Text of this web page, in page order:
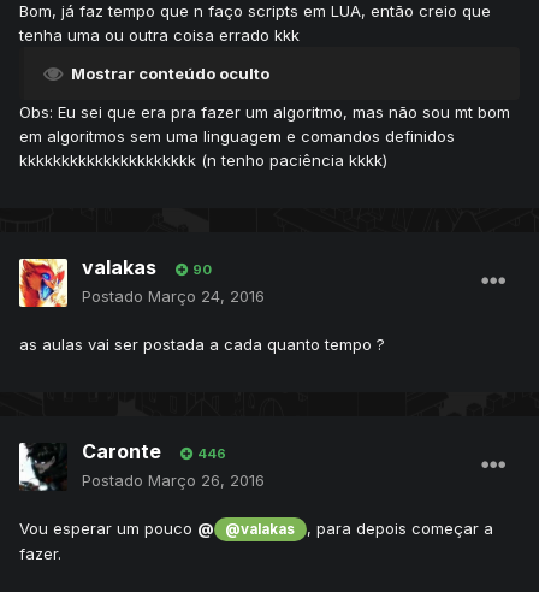
Bom, já faz tempo que n faço scripts em LUA, então creio que
tenha uma ou outra coisa errado kkk
Mostrar conteúdo oculto
Obs: Eu sei que era pra fazer um algoritmo, mas não sou mt bom
em algoritmos sem uma linguagem e comandos definidos
kkkkkkkkkkkkkkkkkkkkk (n tenho paciência kkkk)
valakas 90
Postado Março 24, 2016
as aulas vai ser postada a cada quanto tempo ?
Caronte 446
Postado Março 26, 2016
Vou esperar um pouco @ @valakas
, para depois começar a
fazer.